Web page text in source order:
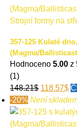
Strojní formy na
357-125 Kulaté
(Magma/
Hodnoceno 5.00 z
(1)
148.21$ 118.57$
-20% Není